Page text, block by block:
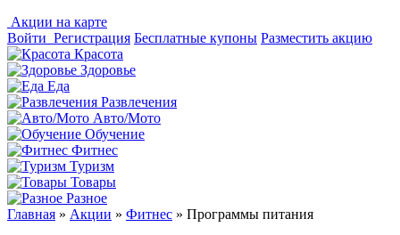
Акции на карте
Войти Регистрация Бесплатные купоны Разместить акцию
Красота
Здоровье
Еда
Развлечения
Авто/Мото
Обучение
Фитнес
Туризм
Товары
Разное
Главная » Акции » Фитнес » Программы питания